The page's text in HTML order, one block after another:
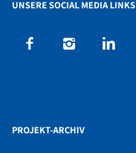
UNSERE SOCIAL MEDIA LINKS
PROJEKT-ARCHIV